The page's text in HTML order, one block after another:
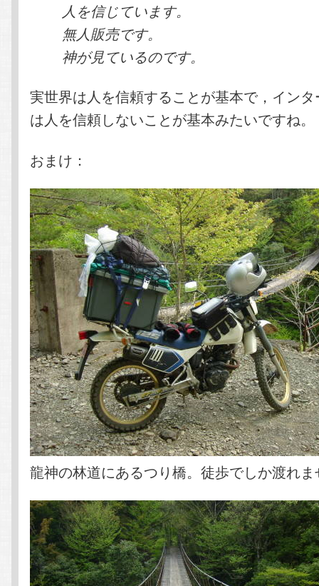
人を信じています。
無人販売です。
神が見ているのです。
実世界は人を信頼することが基本で，イン
は人を信頼しないことが基本みたいですね。
おまけ：
龍神の林道にあるつり橋。徒歩でしか渡れ